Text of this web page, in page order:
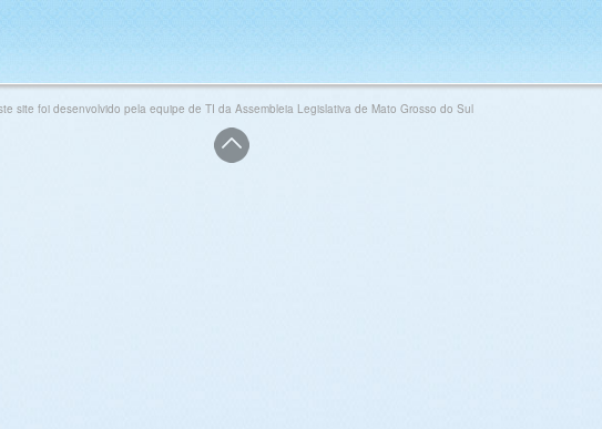
site foi desenvolvido pela equipe de TI da Assembleia Legislativa de Mato Grosso do Sul